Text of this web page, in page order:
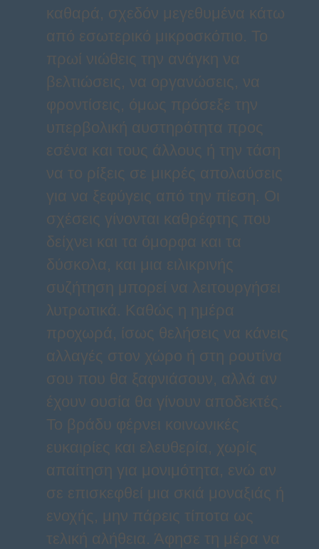
καθαρά, σχεδόν μεγεθυμένα κάτω
από εσωτερικό μικροσκόπιο. Το
πρωί νιώθεις την ανάγκη να
βελτιώσεις, να οργανώσεις, να
φροντίσεις, όμως πρόσεξε την
υπερβολική αυστηρότητα προς
εσένα και τους άλλους ή την τάση
να το ρίξεις σε μικρές απολαύσεις
για να ξεφύγεις από την πίεση. Οι
σχέσεις γίνονται καθρέφτης που
δείχνει και τα όμορφα και τα
δύσκολα, και μια ειλικρινής
συζήτηση μπορεί να λειτουργήσει
λυτρωτικά. Καθώς η ημέρα
προχωρά, ίσως θελήσεις να κάνεις
αλλαγές στον χώρο ή στη ρουτίνα
σου που θα ξαφνιάσουν, αλλά αν
έχουν ουσία θα γίνουν αποδεκτές.
Το βράδυ φέρνει κοινωνικές
ευκαιρίες και ελευθερία, χωρίς
απαίτηση για μονιμότητα, ενώ αν
σε επισκεφθεί μια σκιά μοναξιάς ή
ενοχής, μην πάρεις τίποτα ως
τελική αλήθεια. Άφησε τη μέρα να